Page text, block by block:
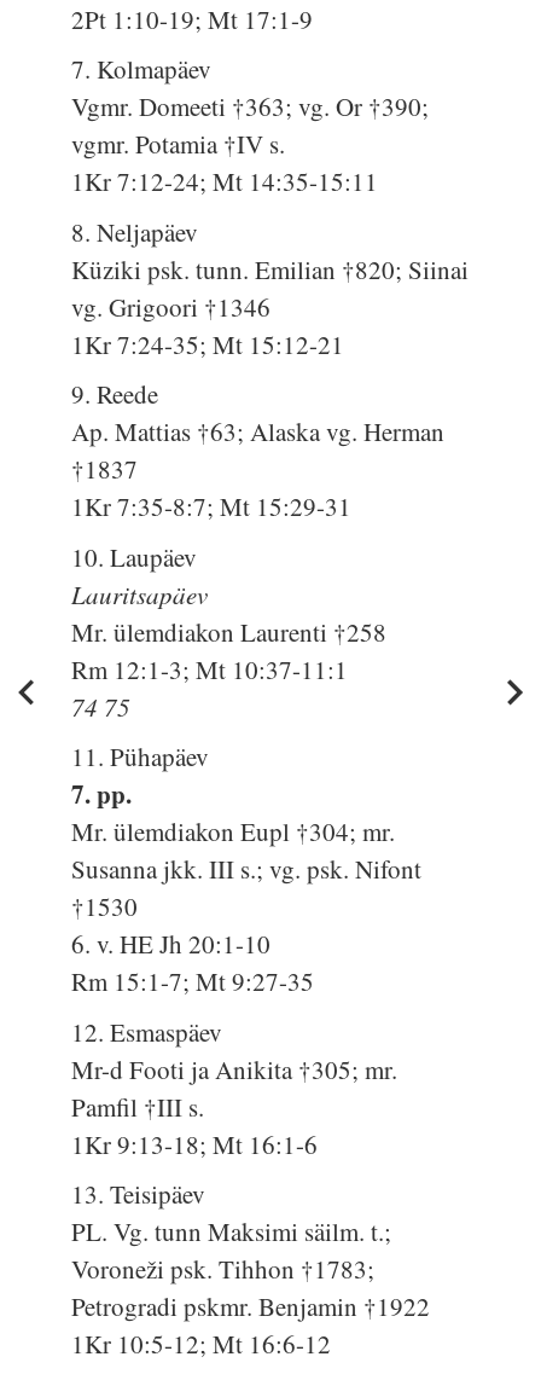
2Pt 1:10-19; Mt 17:1-9
7. Kolmapäev
Vgmr. Domeeti †363; vg. Or †390;
vgmr. Potamia †IV s.
1Kr 7:12-24; Mt 14:35-15:11
8. Neljapäev
Küziki psk. tunn. Emilian †820; Siinai
vg. Grigoori †1346
1Kr 7:24-35; Mt 15:12-21
9. Reede
Ap. Mattias †63; Alaska vg. Herman
†1837
1Kr 7:35-8:7; Mt 15:29-31
10. Laupäev
Lauritsapäev
Mr. ülemdiakon Laurenti †258
Rm 12:1-3; Mt 10:37-11:1
74 75
11. Pühapäev
7. pp.
Mr. ülemdiakon Eupl †304; mr.
Susanna jkk. III s.; vg. psk. Nifont
†1530
6. v. HE Jh 20:1-10
Rm 15:1-7; Mt 9:27-35
12. Esmaspäev
Mr-d Footi ja Anikita †305; mr.
Pamfil †III s.
1Kr 9:13-18; Mt 16:1-6
13. Teisipäev
PL. Vg. tunn Maksimi säilm. t.;
Voroneži psk. Tihhon †1783;
Petrogradi pskmr. Benjamin †1922
1Kr 10:5-12; Mt 16:6-12